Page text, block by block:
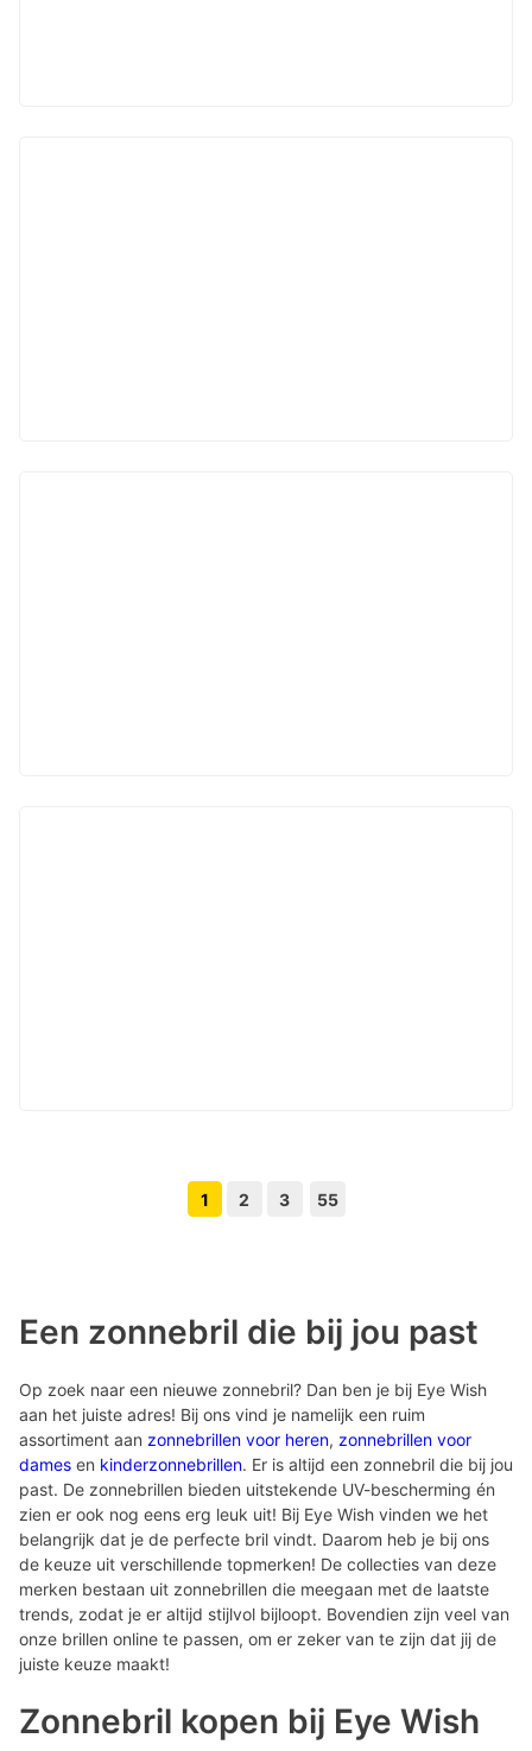
Vorige pagina knop
1 2 3 55
Een zonnebril die bij jou past
Op zoek naar een nieuwe zonnebril? Dan ben je bij Eye Wish
aan het juiste adres! Bij ons vind je namelijk een ruim
assortiment aan zonnebrillen voor heren, zonnebrillen voor
dames en kinderzonnebrillen. Er is altijd een zonnebril die bij jou
past. De zonnebrillen bieden uitstekende UV-bescherming én
zien er ook nog eens erg leuk uit! Bij Eye Wish vinden we het
belangrijk dat je de perfecte bril vindt. Daarom heb je bij ons
de keuze uit verschillende topmerken! De collecties van deze
merken bestaan uit zonnebrillen die meegaan met de laatste
trends, zodat je er altijd stijlvol bijloopt. Bovendien zijn veel van
onze brillen online te passen, om er zeker van te zijn dat jij de
juiste keuze maakt!
Zonnebril kopen bij Eye Wish